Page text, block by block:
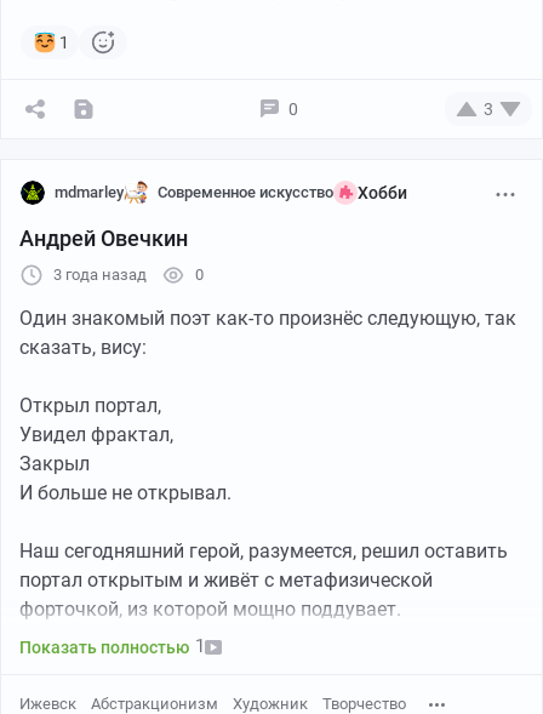
1
0 3
mdmarley Современное искусство Хобби
Андрей Овечкин
3 года назад 0
Один знакомый поэт как-то произнёс следующую, так
сказать, вису:
Открыл портал,
Увидел фрактал,
Закрыл
И больше не открывал.
Наш сегодняшний герой, разумеется, решил оставить
портал открытым и живёт с метафизической
форточкой, из которой мощно поддувает.
путешественник, художник-биоабстракционист и,
Показать полностью 1
Ижевск Абстракционизм Художник Творчество